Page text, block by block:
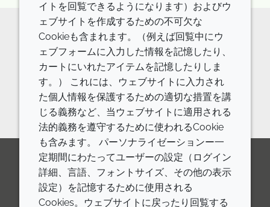
原料の詳細やご相談などはお気軽に
お問い合わせください。
お問い合わせフォーム
LinkedInYoutubeLine
イトを回覧できるようになります）およびウ
ェブサイトを作成するための不可欠な
Cookieも含まれます。（例えば回覧中にウ
ェブフォームに入力した情報を記憶したり、
カートにいれたアイテムを記憶したりしま
す。） これには、ウェブサイトに入力され
た個人情報を保護するための適切な措置を講
じる義務など、当ウェブサイトに適用される
法的義務を遵守するために使われるCookie
も含みます。 パーソナライゼーションー一
定期間にわたってユーザーの設定（ログイン
詳細、言語、フォントサイズ、その他の表示
設定）を記憶するために使用される
Cookies。ウェブサイトに戻ったり回覧する